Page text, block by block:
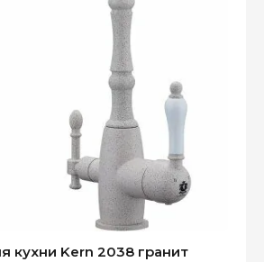
кухни Kern 2038 гранит